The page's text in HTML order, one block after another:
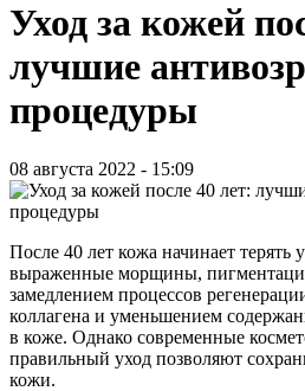
Уход за кожей
лучшие
процедуры
08 августа 2022 - 15:09
После 40 лет кожа начинает терять
выраженные морщины,
замедлением процессов
коллагена и уменьшением
в коже. Однако современные
правильный уход позволяют
кожи.